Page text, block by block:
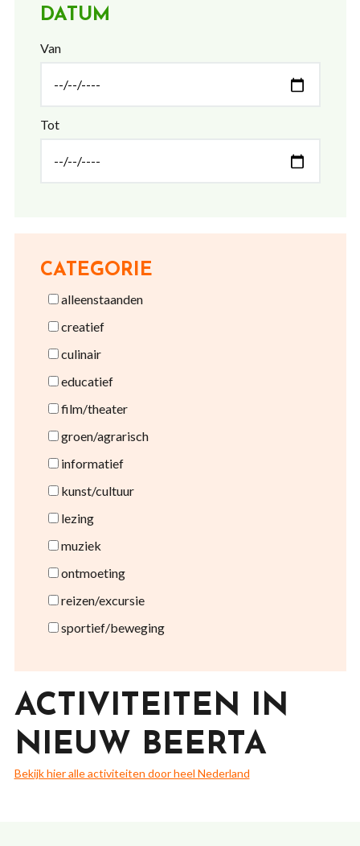
DATUM
Van
Tot
CATEGORIE
alleenstaanden
creatief
culinair
educatief
film/theater
groen/agrarisch
informatief
kunst/cultuur
lezing
muziek
ontmoeting
reizen/excursie
sportief/beweging
ACTIVITEITEN IN
NIEUW BEERTA
Bekijk hier alle activiteiten door heel Nederland